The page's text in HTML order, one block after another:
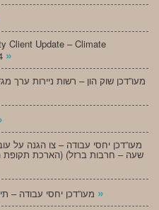
Client Update – Climate
»
מעו”דכן שוק הון – רשות ניירות ערך
»